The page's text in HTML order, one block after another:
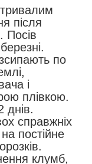
після
Посів
по
і
плівкою.
днів.
справжніх
постійне
клумб,